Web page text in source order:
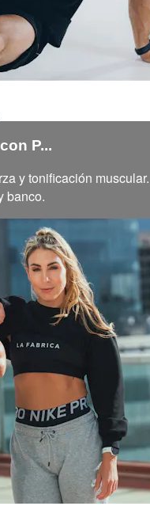
P...
y tonificación muscular.
banco.